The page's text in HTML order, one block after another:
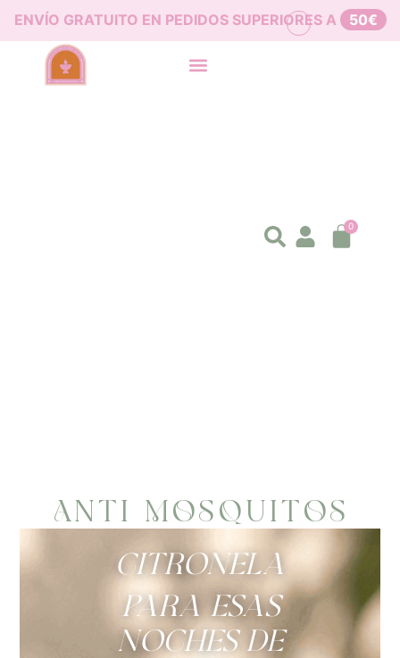
ENVÍO GRATUITO EN PEDIDOS SUPERIORES A 50€
0
ANTI MOSQUITOS
«Citronela»
Para esas
noches de